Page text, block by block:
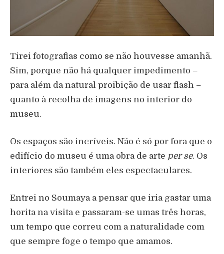
Tirei fotografias como se não houvesse amanhã.
Sim, porque não há qualquer impedimento –
para além da natural proibição de usar flash –
quanto à recolha de imagens no interior do
museu.
Os espaços são incríveis. Não é só por fora que o
edifício do museu é uma obra de arte per se. Os
interiores são também eles espectaculares.
Entrei no Soumaya a pensar que iria gastar uma
horita na visita e passaram-se umas três horas,
um tempo que correu com a naturalidade com
que sempre foge o tempo que amamos.